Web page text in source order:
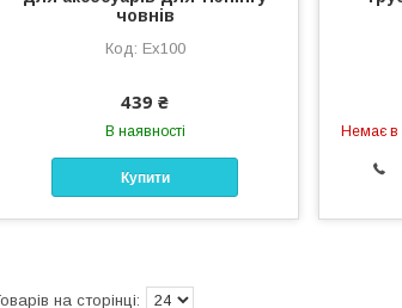
човнів
Ex100
439 ₴
В наявності
Купити
Немає в